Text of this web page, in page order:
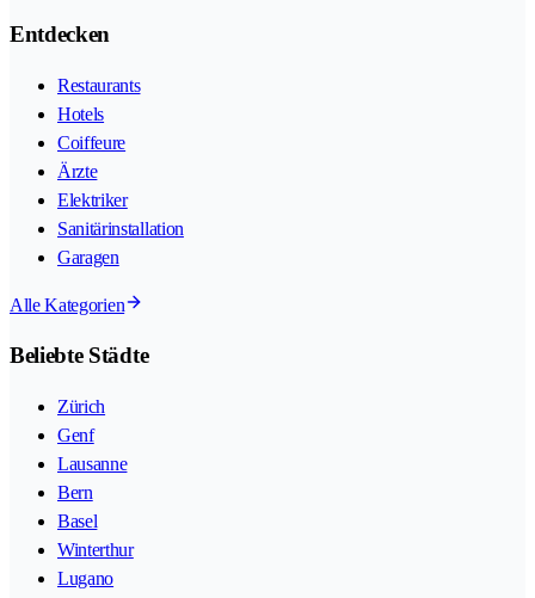
Entdecken
Restaurants
Hotels
Coiffeure
Ärzte
Elektriker
Sanitärinstallation
Garagen
Alle Kategorien
Beliebte Städte
Zürich
Genf
Lausanne
Bern
Basel
Winterthur
Lugano